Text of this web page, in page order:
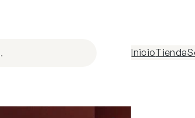
InicioTienda